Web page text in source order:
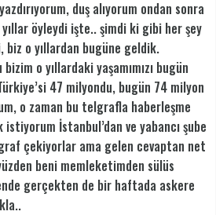
duş alıyorum ondan sonra
öyleydi işte.. şimdi ki gibi her şey
o yıllardan bugüne geldik.
o yıllardaki yaşamımızı bugün
47 milyondu, bugün 74 milyon
o zaman bu telgrafla haberleşme
İstanbul’dan ve yabancı şube
çekiyorlar ama gelen cevaptan net
beni memleketimden sülüs
gerçekten de bir haftada askere